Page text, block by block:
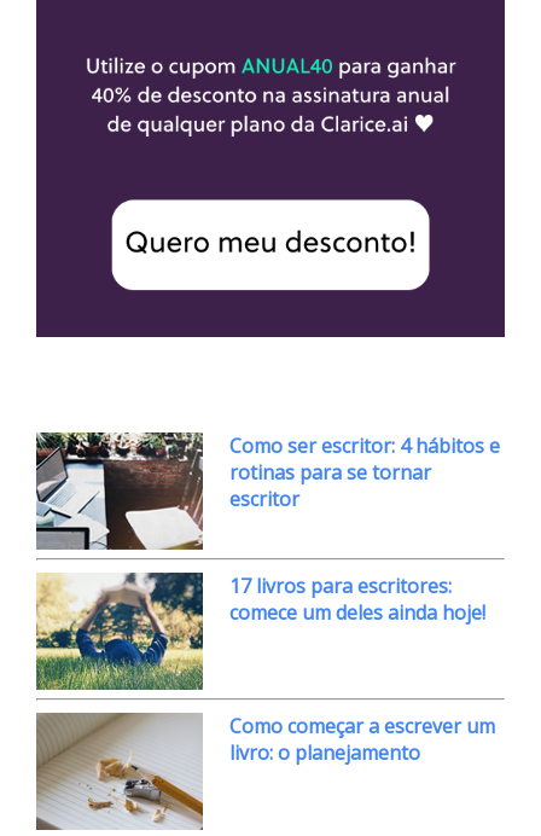
Como ser escritor: 4 hábitos e
rotinas para se tornar
escritor
17 livros para escritores:
comece um deles ainda hoje!
Como começar a escrever um
livro: o planejamento